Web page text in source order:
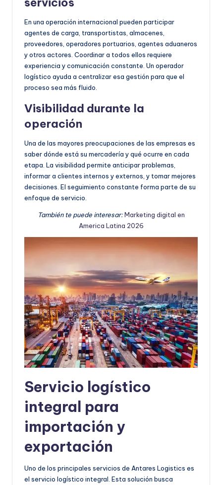
En una operación internacional pueden participar
agentes de carga, transportistas, almacenes,
proveedores, operadores portuarios, agentes aduaneros
y otros actores. Coordinar a todos ellos requiere
experiencia y comunicación constante. Un operador
logístico ayuda a centralizar esa gestión para que el
proceso sea más fluido.
Visibilidad durante la
operación
Una de las mayores preocupaciones de las empresas es
saber dónde está su mercadería y qué ocurre en cada
etapa. La visibilidad permite anticipar problemas,
informar a clientes internos y externos, y tomar mejores
decisiones. El seguimiento constante forma parte de su
enfoque de servicio.
También te puede interesar:Marketing digital en
America Latina 2026
Servicio logístico
integral para
importación y
exportación
Uno de los principales servicios de Antares Logistics es
el servicio logístico integral. Esta solución busca